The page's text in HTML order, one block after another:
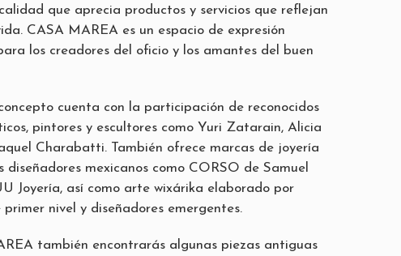
que aprecia productos y servicios que reflejan
CASA MAREA es un espacio de expresión
los creadores del oficio y los amantes del buen
cuenta con la participación de reconocidos
pintores y escultores como Yuri Zatarain, Alicia
Charabatti. También ofrece marcas de joyería
diseñadores mexicanos como CORSO de Samuel
Joyería, así como arte wixárika elaborado por
primer nivel y diseñadores emergentes.
también encontrarás algunas piezas antiguas